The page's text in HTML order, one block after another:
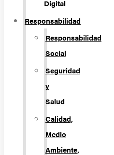
Digital
Responsabilidad
Responsabilidad
Social
Seguridad
y
Salud
Calidad,
Medio
Ambiente,